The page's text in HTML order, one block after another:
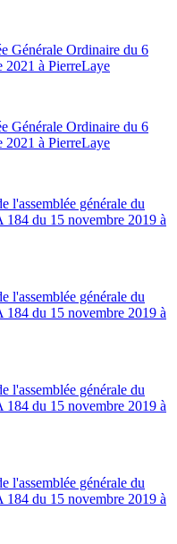
Générale Ordinaire du 6
2021 à PierreLaye
Générale Ordinaire du 6
2021 à PierreLaye
l'assemblée générale du
184 du 15 novembre 2019 à
l'assemblée générale du
184 du 15 novembre 2019 à
l'assemblée générale du
184 du 15 novembre 2019 à
l'assemblée générale du
184 du 15 novembre 2019 à